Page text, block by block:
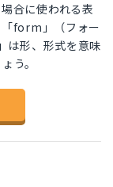
合に使われる表
「form」（フォー
は形、形式を意味
う。